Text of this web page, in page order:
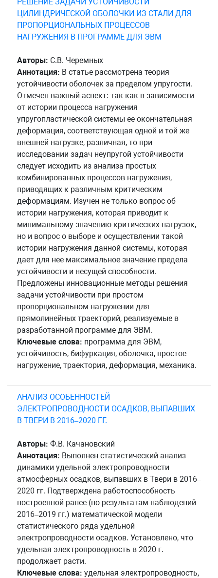
ЦИЛИНДРИЧЕСКОЙ ОБОЛОЧКИ ИЗ СТАЛИ ДЛЯ
ПРОПОРЦИОНАЛЬНЫХ ПРОЦЕССОВ
НАГРУЖЕНИЯ В ПРОГРАММЕ ДЛЯ ЭВМ
Авторы: С.В. Черемных
Аннотация: В статье рассмотрена теория
устойчивости оболочек за пределом упругости.
Отмечен важный аспект: так как в зависимости
от истории процесса нагружения
упругопластической системы ее окончательная
деформация, соответствующая одной и той же
внешней нагрузке, различная, то при
исследовании задач неупругой устойчивости
следует исходить из анализа простых
комбинированных процессов нагружения,
приводящих к различным критическим
деформациям. Изучен не только вопрос об
истории нагружения, которая приводит к
минимальному значению критических нагрузок,
но и вопрос о выборе и осуществлении такой
истории нагружения данной системы, которая
дает для нее максимальное значение предела
устойчивости и несущей способности.
Предложены инновационные методы решения
задачи устойчивости при простом
пропорциональном нагружении для
прямолинейных траекторий, реализуемые в
разработанной программе для ЭВМ.
Ключевые слова: программа для ЭВМ,
устойчивость, бифуркация, оболочка, простое
нагружение, траектория, деформация, механика.
АНАЛИЗ ОСОБЕННОСТЕЙ
ЭЛЕКТРОПРОВОДНОСТИ ОСАДКОВ, ВЫПАВШИХ
В ТВЕРИ В 2016–2020 ГГ.
Авторы: Ф.В. Качановский
Аннотация: Выполнен статистический анализ
динамики удельной электропроводности
атмосферных осадков, выпавших в Твери в 2016–
2020 гг. Подтверждена работоспособность
построенной ранее (по результатам наблюдений
2016–2019 гг.) математической модели
статистического ряда удельной
электропроводности осадков. Установлено, что
удельная электропроводность в 2020 г.
продолжает расти.
Ключевые слова: удельная электропроводность,